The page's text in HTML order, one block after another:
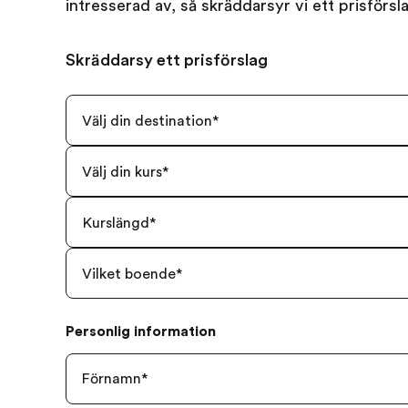
intresserad av, så skräddarsyr vi ett
Skräddarsy ett prisförslag
Välj din destination*
Välj din kurs*
Kurslängd*
Vilket boende*
Personlig information
Förnamn*